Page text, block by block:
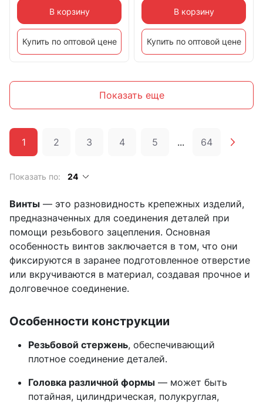
В корзину
Купить по оптовой цене
В корзину
Купить по оптовой цене
Показать еще
1 2 3 4 5 ... 64
Показать по: 24
Винты — это разновидность крепежных изделий,
предназначенных для соединения деталей при
помощи резьбового зацепления. Основная
особенность винтов заключается в том, что они
фиксируются в заранее подготовленное отверстие
или вкручиваются в материал, создавая прочное и
долговечное соединение.
Особенности конструкции
Резьбовой стержень, обеспечивающий
плотное соединение деталей.
Головка различной формы — может быть
потайная, цилиндрическая, полукруглая,